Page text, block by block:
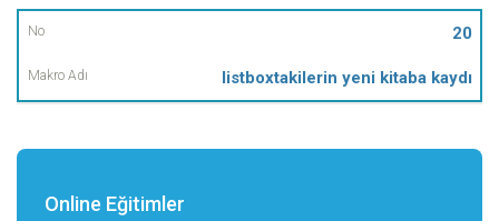
20
listboxtakilerin yeni kitaba kaydı
Online Eğitimler